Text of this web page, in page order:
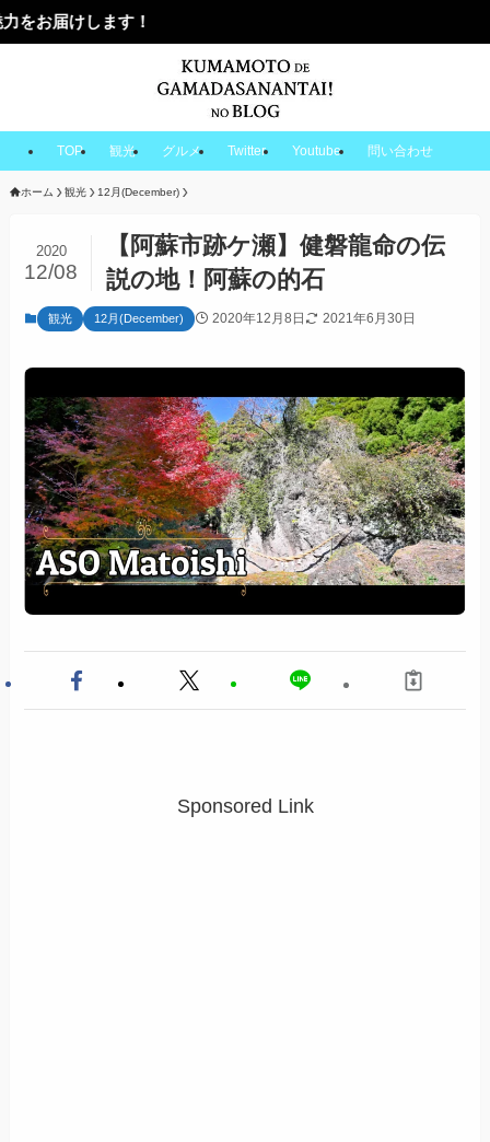
！
TOP 観光 グルメ Twitter Youtube 問い合わせ
ホーム 観光 12月(December)
【阿蘇市跡ケ瀬】健磐龍命の伝
説の地！阿蘇の的石
2020
12/08
観光 12月(December) 2020年12月8日 2021年6月30日
Sponsored Link